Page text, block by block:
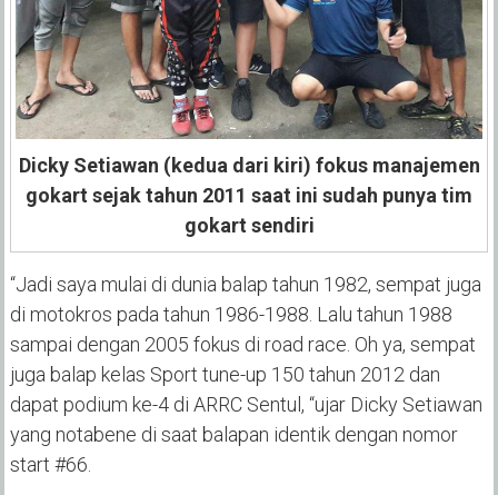
Dicky Setiawan (kedua dari kiri) fokus manajemen
gokart sejak tahun 2011 saat ini sudah punya tim
gokart sendiri
“Jadi saya mulai di dunia balap tahun 1982, sempat juga
di motokros pada tahun 1986-1988. Lalu tahun 1988
sampai dengan 2005 fokus di road race. Oh ya, sempat
juga balap kelas Sport tune-up 150 tahun 2012 dan
dapat podium ke-4 di ARRC Sentul, “ujar Dicky Setiawan
yang notabene di saat balapan identik dengan nomor
start #66.